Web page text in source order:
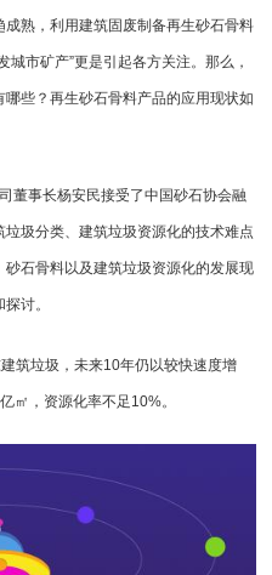
熟，利用建筑固废制备再生砂石骨料
城市矿产”更是引起各方关注。那么，
些？再生砂石骨料产品的应用现状如
董事长杨安民接受了中国砂石协会融
圾分类、建筑垃圾资源化的技术难点
石骨料以及建筑垃圾资源化的发展现
讨。
筑垃圾，未来10年仍以较快速度增
㎡，资源化率不足10%。